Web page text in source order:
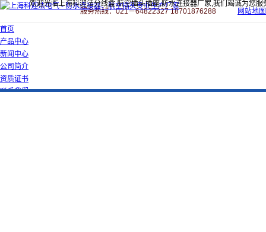
欢迎光临上海科迎法分线盒,航空插头插座,防水连接器厂家,我们竭诚为您服
服务热线：021－64822327 18701876288
网站地图
首页
产品中心
新闻中心
公司简介
资质证书
联系我们